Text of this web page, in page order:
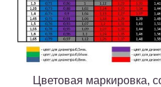
Цветовая маркировка,